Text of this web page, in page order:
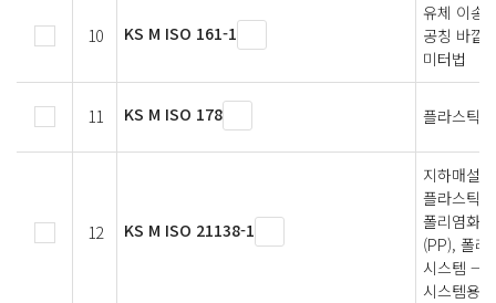
10 KS M ISO 161-1
유체 이송
공칭 바깥
미터법
11 KS M ISO 178 플라스틱
12 KS M ISO 21138-1
지하매설
플라스틱
폴리염화
(PP), 폴리
시스템 —
시스템용